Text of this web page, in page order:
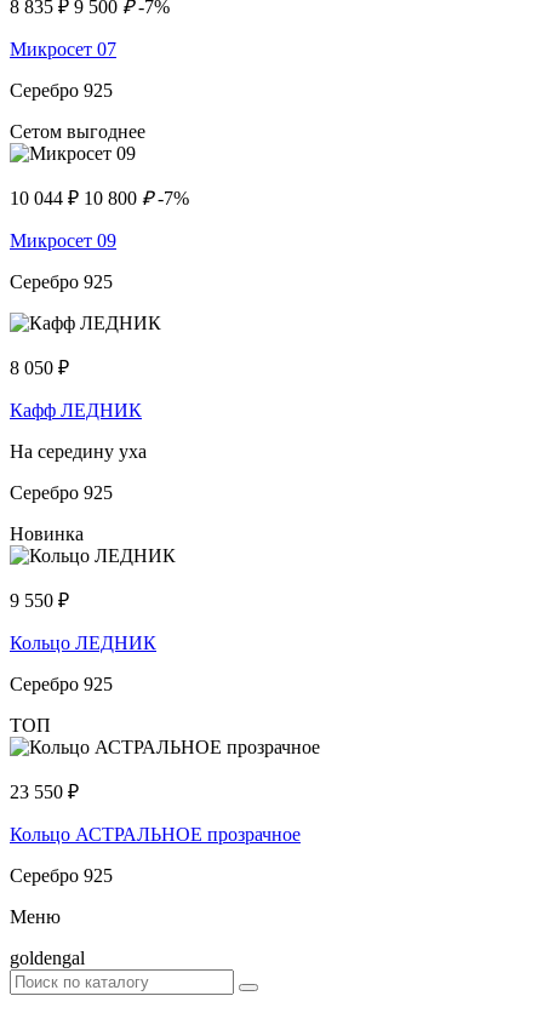
8 835 ₽ 9 500 ₽ -7%
Микросет 07
Серебро 925
Сетом выгоднее
10 044 ₽ 10 800 ₽ -7%
Микросет 09
Серебро 925
8 050 ₽
Кафф ЛЕДНИК
На середину уха
Серебро 925
Новинка
9 550 ₽
Кольцо ЛЕДНИК
Серебро 925
ТОП
23 550 ₽
Кольцо АСТРАЛЬНОЕ прозрачное
Серебро 925
Меню
goldengal